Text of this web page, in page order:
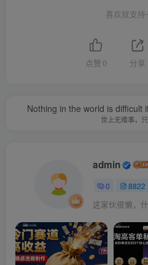
喜欢就支持
点赞 0 分享
Nothing in the world is difficult
世上无难事，
admin
0 8822
这家伙很懒，